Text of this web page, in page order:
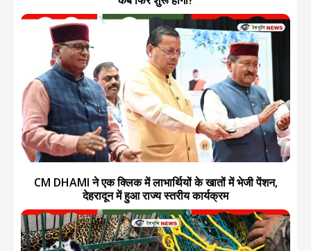
CM DHAMI ने एक क्लिक में लाभार्थियों के खातों में भेजी पेंशन,
देहरादून में हुआ राज्य स्तरीय कार्यक्रम